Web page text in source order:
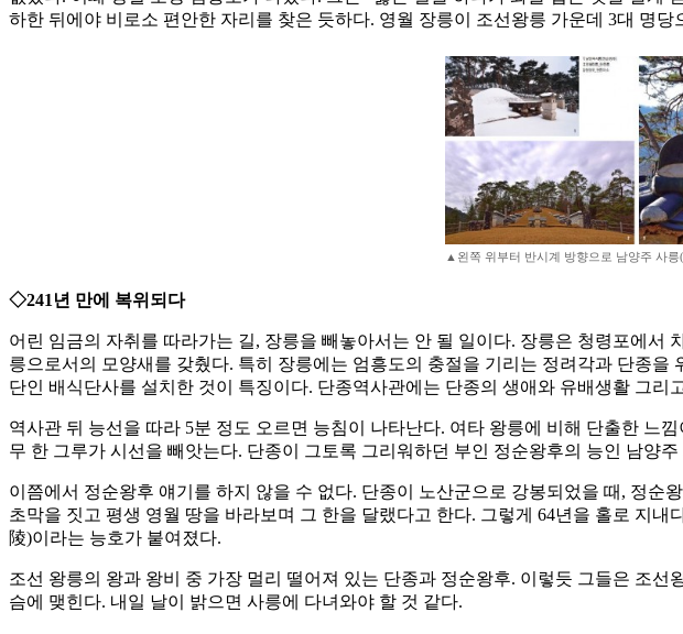
하한 뒤에야 비로소 편안한 자리를 찾은 듯하다. 영월 장릉이 조선왕릉 가운데 3대 명당
▲왼쪽 위부터 반시계 방향으로 남양주 사
◇241년 만에 복위되다
어린 임금의 자취를 따라가는 길, 장릉을 빼놓아서는 안 될 일이다. 장릉은 청령포에서
릉으로서의 모양새를 갖췄다. 특히 장릉에는 엄흥도의 충절을 기리는 정려각과 단종
단인 배식단사를 설치한 것이 특징이다. 단종역사관에는 단종의 생애와 유배생활 그리
역사관 뒤 능선을 따라 5분 정도 오르면 능침이 나타난다. 여타 왕릉에 비해 단출한 느
무 한 그루가 시선을 빼앗는다. 단종이 그토록 그리워하던 부인 정순왕후의 능인 남양
이쯤에서 정순왕후 얘기를 하지 않을 수 없다. 단종이 노산군으로 강봉되었을 때, 정
초막을 짓고 평생 영월 땅을 바라보며 그 한을 달랬다고 한다. 그렇게 64년을 홀로 지
陵)이라는 능호가 붙여졌다.
조선 왕릉의 왕과 왕비 중 가장 멀리 떨어져 있는 단종과 정순왕후. 이렇듯 그들은 조
슴에 맺힌다. 내일 날이 밝으면 사릉에 다녀와야 할 것 같다.